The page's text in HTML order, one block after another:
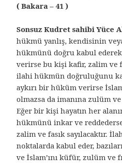
( Bakara – 41 )
Sonsuz Kudret sahibi Yüce
hükmü yanlış, kendisinin
hükmünü doğru kabul
verirse bu kişi kafir, zalim ve
ilahi hükmün doğruluğunu
aykırı bir hüküm verirse
olmazsa da imanına zulüm ve
Eğer bir kişi hayatın her
hükmünü inkar ve
zalim ve fasık sayılacaktır.
noktalarda kabul eder,
ve İslam’ını küfür, zulüm ve